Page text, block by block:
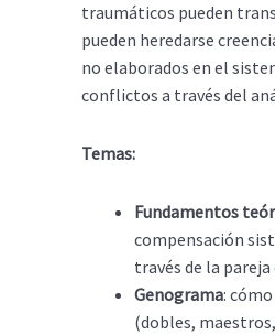
traumáticos pueden
pueden heredarse
no elaborados en el
conflictos a través del
Temas:
Fundamentos
compensación
través de la
Genograma:
(dobles,